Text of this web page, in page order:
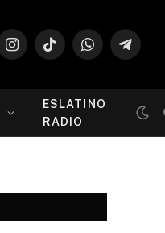
InstagramTikTokWhatsApp
ESLATINO
RADIO